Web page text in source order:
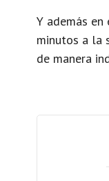
Y además en
minutos a la
de manera